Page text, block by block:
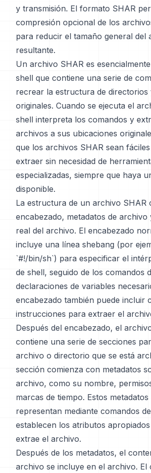
y transmisión. El formato SHAR
compresión opcional de los
para reducir el tamaño general del
resultante.
Un archivo SHAR es
shell que contiene una serie de
recrear la estructura de directorios
originales. Cuando se ejecuta el
shell interpreta los comandos y
archivos a sus ubicaciones
que los archivos SHAR sean
extraer sin necesidad de
especializadas, siempre que haya
disponible.
La estructura de un archivo SHAR
encabezado, metadatos de archivo
real del archivo. El encabezado
incluye una línea shebang (por
`#!/bin/sh`) para especificar el
de shell, seguido de los comandos
declaraciones de variables
encabezado también puede incluir
instrucciones para extraer el
Después del encabezado, el
contiene una serie de secciones
archivo o directorio que se está
sección comienza con metadatos
archivo, como su nombre,
marcas de tiempo. Estos metadatos
representan mediante comandos
establecen los atributos
extrae el archivo.
Después de los metadatos, el
archivo se incluye en el archivo. El